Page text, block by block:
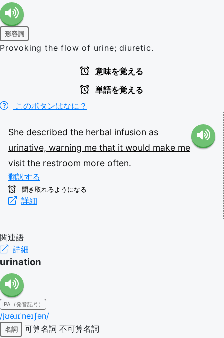
形容詞
Provoking the flow of urine; diuretic.
意味を覚える
単語を覚える
このボタンはなに？
She described the herbal infusion as
urinative, warning me that it would make me
visit the restroom more often.
翻訳する
聞き取れるようになる
詳細
関連語
詳細
urination
IPA（発音記号）
/jʊəɹɪˈneɪʃən/
名詞 可算名詞 不可算名詞